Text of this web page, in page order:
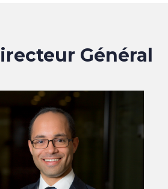
Général